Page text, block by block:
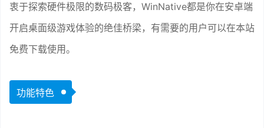
衷于探索硬件极限的数码极客，WinNative都是你在安卓端
开启桌面级游戏体验的绝佳桥梁，有需要的用户可以在本站
免费下载使用。
功能特色